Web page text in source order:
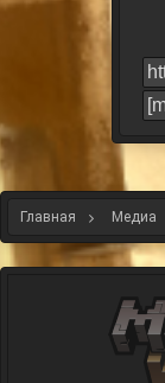
Главная Медиа